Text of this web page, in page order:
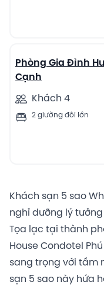
Phòng Gia Đình
Cạnh
Khách 4
2 giường đôi lớn
Khách sạn 5 sao
nghỉ dưỡng lý
Tọa lạc tại thành
House Condotel
sang trọng với tầm
sạn 5 sao này hứa